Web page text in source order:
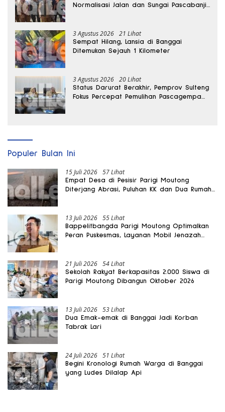
Normalisasi Jalan dan Sungai Pascabanjir
3 Agustus 2026 21 Lihat
Sempat Hilang, Lansia di Banggai
Ditemukan Sejauh 1 Kilometer
3 Agustus 2026 20 Lihat
Status Darurat Berakhir, Pemprov Sulteng
Fokus Percepat Pemulihan Pascagempa
Populer Bulan Ini
15 Juli 2026 57 Lihat
Empat Desa di Pesisir Parigi Moutong
Diterjang Abrasi, Puluhan KK dan Dua Rumah
13 Juli 2026 55 Lihat
Bappelitbangda Parigi Moutong Optimalkan
Peran Puskesmas, Layanan Mobil Jenazah
21 Juli 2026 54 Lihat
Sekolah Rakyat Berkapasitas 2.000 Siswa di
Parigi Moutong Dibangun Oktober 2026
13 Juli 2026 53 Lihat
Dua Emak-emak di Banggai Jadi Korban
Tabrak Lari
24 Juli 2026 51 Lihat
Begini Kronologi Rumah Warga di Banggai
yang Ludes Dilalap Api